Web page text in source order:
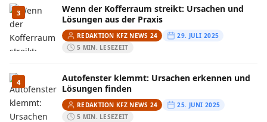
3
Wenn der Kofferraum streikt: Ursachen und
Lösungen aus der Praxis
REDAKTION KFZ NEWS 24
29. JULI 2025
5 MIN. LESEZEIT
4
Autofenster klemmt: Ursachen erkennen und
Lösungen finden
REDAKTION KFZ NEWS 24
25. JUNI 2025
5 MIN. LESEZEIT